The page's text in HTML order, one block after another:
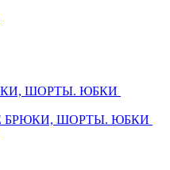
ШОРТЫ. ЮБКИ
БРЮКИ, ШОРТЫ. ЮБКИ